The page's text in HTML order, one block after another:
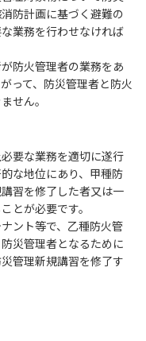
防計画に基づく避難の
業務を行わせなければ
防火管理者の業務をあ
って、防災管理者と防火
せん。
要な業務を適切に遂行
な地位にあり、甲種防
習を修了した者又は一
とが必要です。
ント等で、乙種防火管
災管理者となるために
管理新規講習を修了す